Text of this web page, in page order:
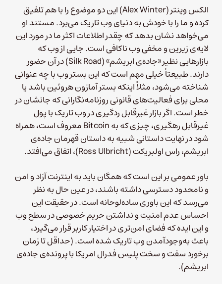
الکس وینتر (Alex Winter) این دو موضوع را با هم تلفیق
کرده و ما را با خودش به دنیای وب تاریک می‌برد. مستند او
می‌خواهد نشان بدهد که چقدر اطلاعات اکثر ما در مورد این
لایه‌ی زیرین و مخفی وب ناکافی است. جایی از وب که
بازارهایی نظیر «جاده‌ی ابریشم» (Silk Road) در آن حضور
دارند. طبیعتاً خیلی مهم است که این بستر وب با چه عنوانی
شناخته می‌شود، مثلاً اینکه بستر آمازون هروئین باشد یا
محلی برای فعالیت‌های قانونی روزنامه‌نگارانی که جانشان در
خطر است. اگر بازار غیرقابل ردگیری در وب تاریک با پول
غیرقابل رهگیری، چیزی که به Bitcoin معروف است، همراه
شود در نهایت داستانی شبیه به داستان قهرمان جاده‌ی
ابریشم، راس اولبریکت (Ross Ulbricht)، اتفاق می‌افتد.
باور عمومی بر این است که همگان باید به اینترنت آزاد و امن
و نامحدود دسترسی داشته باشند، در عین حال به نظر
می‌رسد که این باوری ساده‌لوحانه است. در حقیقت این
احساس عدم امنیت و نداشتن حریم خصوصی در سطح وب
و این ایده که فضای امن‌تری در اختیار کاربر قرار می‌گیرد،
باعث به‌وجودآمدن وب تاریک شده است. (حداقل تا زمان
برخورد سفت و سخت پلیس فدرال امریکا با پرونده‌ی جاده‌ی
ابریشم).